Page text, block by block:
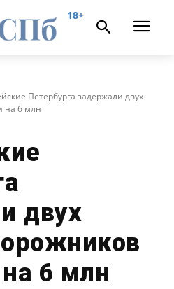
18+
Петербурга задержали двух
на 6 млн
двух
6 млн